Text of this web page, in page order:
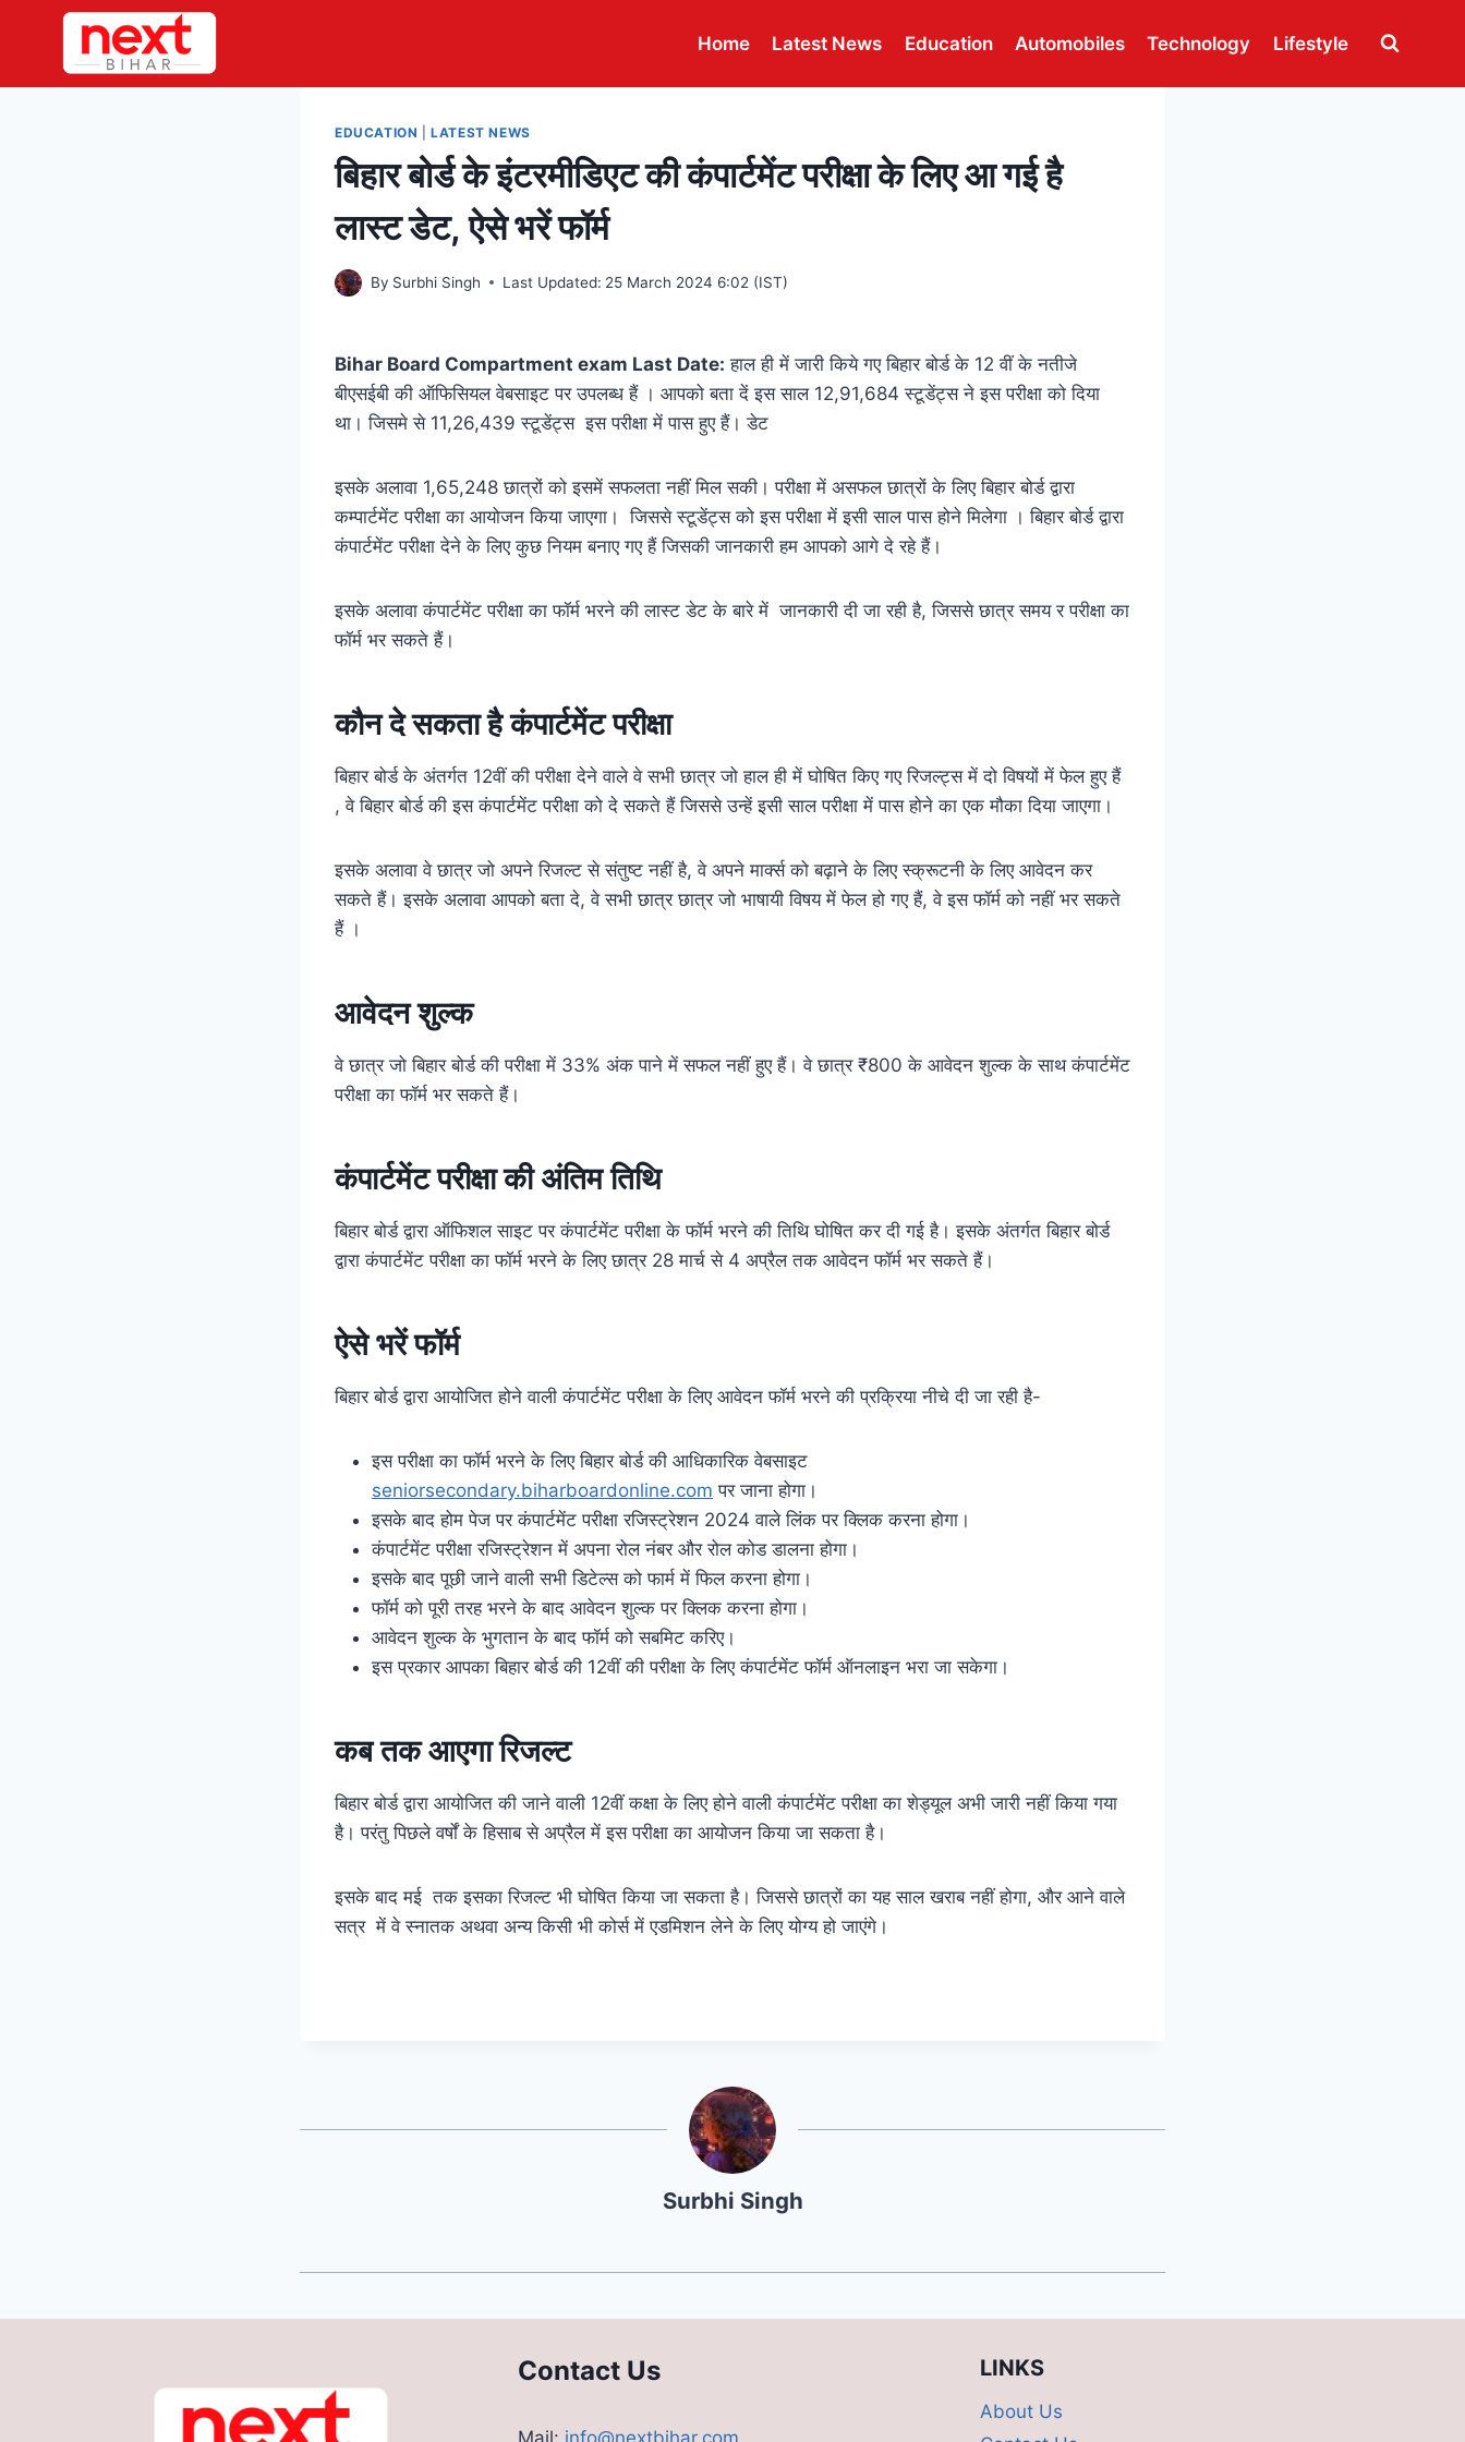
content
Home Latest News Education Automobiles Technology Lifestyle
EDUCATION |LATEST NEWS
बिहार बोर्ड के इंटरमीडिएट की कंपार्टमेंट परीक्षा के लिए आ गई है
लास्ट डेट, ऐसे भरें फॉर्म
By Surbhi Singh Last Updated: 25 March 2024 6:02 (IST)
Bihar Board Compartment exam Last Date: हाल ही में जारी किये गए बिहार बोर्ड के 12 वीं के नतीजे
बीएसईबी की ऑफिसियल वेबसाइट पर उपलब्ध हैं । आपको बता दें इस साल 12,91,684 स्टूडेंट्स ने इस परीक्षा को दिया
था। जिसमे से 11,26,439 स्टूडेंट्स इस परीक्षा में पास हुए हैं। डेट
इसके अलावा 1,65,248 छात्रों को इसमें सफलता नहीं मिल सकी। परीक्षा में असफल छात्रों के लिए बिहार बोर्ड द्वारा
कम्पार्टमेंट परीक्षा का आयोजन किया जाएगा। जिससे स्टूडेंट्स को इस परीक्षा में इसी साल पास होने मिलेगा । बिहार बोर्ड द्वारा
कंपार्टमेंट परीक्षा देने के लिए कुछ नियम बनाए गए हैं जिसकी जानकारी हम आपको आगे दे रहे हैं।
इसके अलावा कंपार्टमेंट परीक्षा का फॉर्म भरने की लास्ट डेट के बारे में जानकारी दी जा रही है, जिससे छात्र समय र परीक्षा का
फॉर्म भर सकते हैं।
कौन दे सकता है कंपार्टमेंट परीक्षा
बिहार बोर्ड के अंतर्गत 12वीं की परीक्षा देने वाले वे सभी छात्र जो हाल ही में घोषित किए गए रिजल्ट्स में दो विषयों में फेल हुए हैं
, वे बिहार बोर्ड की इस कंपार्टमेंट परीक्षा को दे सकते हैं जिससे उन्हें इसी साल परीक्षा में पास होने का एक मौका दिया जाएगा।
इसके अलावा वे छात्र जो अपने रिजल्ट से संतुष्ट नहीं है, वे अपने मार्क्स को बढ़ाने के लिए स्क्रूटनी के लिए आवेदन कर
सकते हैं। इसके अलावा आपको बता दे, वे सभी छात्र छात्र जो भाषायी विषय में फेल हो गए हैं, वे इस फॉर्म को नहीं भर सकते
हैं ।
आवेदन शुल्क
वे छात्र जो बिहार बोर्ड की परीक्षा में 33% अंक पाने में सफल नहीं हुए हैं। वे छात्र ₹800 के आवेदन शुल्क के साथ कंपार्टमेंट
परीक्षा का फॉर्म भर सकते हैं।
कंपार्टमेंट परीक्षा की अंतिम तिथि
बिहार बोर्ड द्वारा ऑफिशल साइट पर कंपार्टमेंट परीक्षा के फॉर्म भरने की तिथि घोषित कर दी गई है। इसके अंतर्गत बिहार बोर्ड
द्वारा कंपार्टमेंट परीक्षा का फॉर्म भरने के लिए छात्र 28 मार्च से 4 अप्रैल तक आवेदन फॉर्म भर सकते हैं।
ऐसे भरें फॉर्म
बिहार बोर्ड द्वारा आयोजित होने वाली कंपार्टमेंट परीक्षा के लिए आवेदन फॉर्म भरने की प्रक्रिया नीचे दी जा रही है-
इस परीक्षा का फॉर्म भरने के लिए बिहार बोर्ड की आधिकारिक वेबसाइट
seniorsecondary.biharboardonline.com पर जाना होगा।
इसके बाद होम पेज पर कंपार्टमेंट परीक्षा रजिस्ट्रेशन 2024 वाले लिंक पर क्लिक करना होगा।
कंपार्टमेंट परीक्षा रजिस्ट्रेशन में अपना रोल नंबर और रोल कोड डालना होगा।
इसके बाद पूछी जाने वाली सभी डिटेल्स को फार्म में फिल करना होगा।
फॉर्म को पूरी तरह भरने के बाद आवेदन शुल्क पर क्लिक करना होगा।
आवेदन शुल्क के भुगतान के बाद फॉर्म को सबमिट करिए।
इस प्रकार आपका बिहार बोर्ड की 12वीं की परीक्षा के लिए कंपार्टमेंट फॉर्म ऑनलाइन भरा जा सकेगा।
कब तक आएगा रिजल्ट
बिहार बोर्ड द्वारा आयोजित की जाने वाली 12वीं कक्षा के लिए होने वाली कंपार्टमेंट परीक्षा का शेड्यूल अभी जारी नहीं किया गया
है। परंतु पिछले वर्षों के हिसाब से अप्रैल में इस परीक्षा का आयोजन किया जा सकता है।
इसके बाद मई तक इसका रिजल्ट भी घोषित किया जा सकता है। जिससे छात्रों का यह साल खराब नहीं होगा, और आने वाले
सत्र में वे स्नातक अथवा अन्य किसी भी कोर्स में एडमिशन लेने के लिए योग्य हो जाएंगे।
Surbhi Singh
Contact Us LINKS
About Us